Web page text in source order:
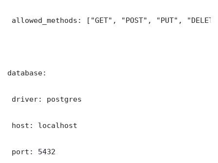
allowed_methods: ["GET", "POST", "PUT",
database:
driver: postgres
host: localhost
port: 5432